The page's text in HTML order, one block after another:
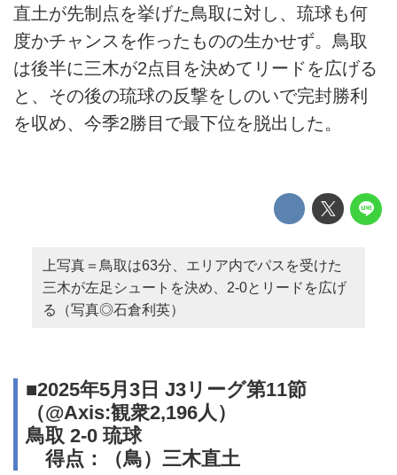
直土が先制点を挙げた鳥取に対し、琉球も何
度かチャンスを作ったものの生かせず。鳥取
は後半に三木が2点目を決めてリードを広げる
と、その後の琉球の反撃をしのいで完封勝利
を収め、今季2勝目で最下位を脱出した。
上写真＝鳥取は63分、エリア内でパスを受けた
三木が左足シュートを決め、2-0とリードを広げ
る（写真◎石倉利英）
■2025年5月3日 J3リーグ第11節
（@Axis:観衆2,196人）
鳥取 2-0 琉球
得点：（鳥）三木直土